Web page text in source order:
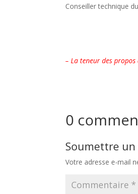
Conseiller technique
– La teneur des
0
Soumettre
Votre adresse e-mail